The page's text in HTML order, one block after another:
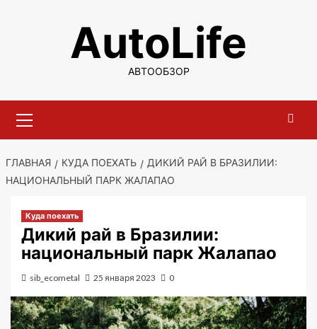
содержимомуAutoLife
АВТООБЗОР
меню
ГЛАВНАЯ КУДА ПОЕХАТЬ
ДИКИЙ РАЙ В БРАЗИЛИИ:
НАЦИОНАЛЬНЫЙ ПАРК ЖАЛАПАО
Куда поехать
Дикий рай в Бразилии:
национальный парк Жалапао
sib_ecometal 25 января 2023 0